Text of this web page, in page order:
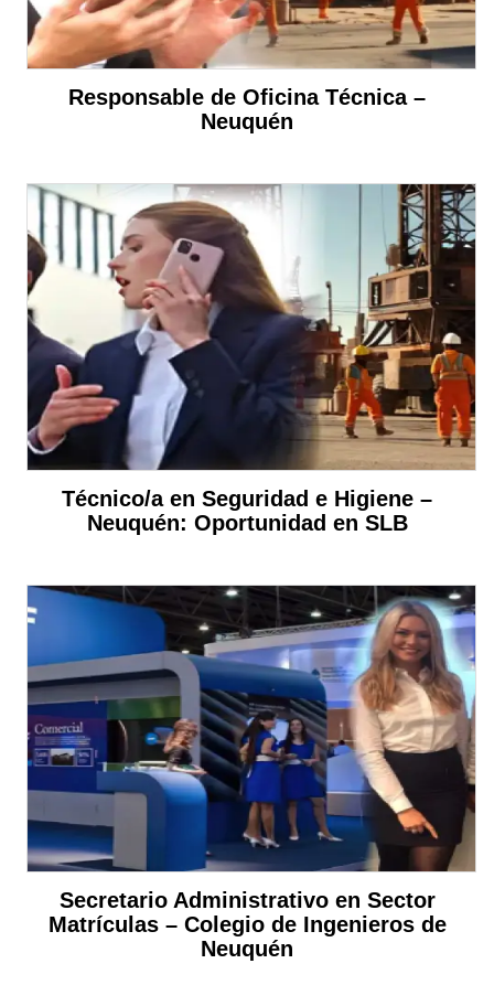
Responsable de Oficina Técnica –
Neuquén
Técnico/a en Seguridad e Higiene –
Neuquén: Oportunidad en SLB
Secretario Administrativo en Sector
Matrículas – Colegio de Ingenieros de
Neuquén